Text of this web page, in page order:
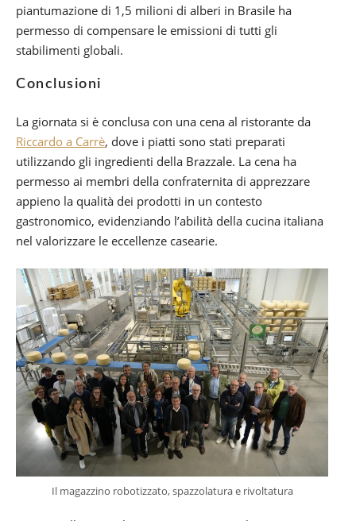
piantumazione di 1,5 milioni di alberi in Brasile ha
permesso di compensare le emissioni di tutti gli
stabilimenti globali.
Conclusioni
La giornata si è conclusa con una cena al ristorante da
Riccardo a Carrè, dove i piatti sono stati preparati
utilizzando gli ingredienti della Brazzale. La cena ha
permesso ai membri della confraternita di apprezzare
appieno la qualità dei prodotti in un contesto
gastronomico, evidenziando l’abilità della cucina italiana
nel valorizzare le eccellenze casearie.
Il magazzino robotizzato, spazzolatura e rivoltatura